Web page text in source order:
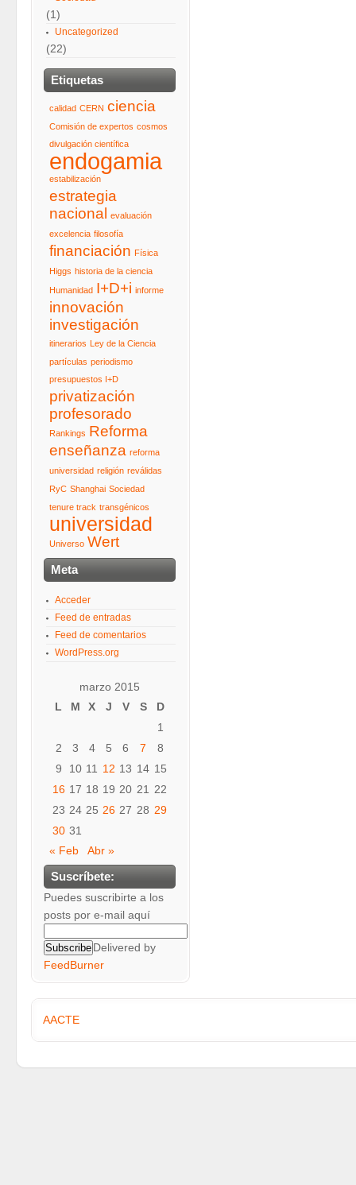
(1)
Uncategorized
(22)
Etiquetas
calidad CERN ciencia
Comisión de expertos cosmos
divulgación científica
endogamia
estabilización
estrategia
nacional
evaluación
excelencia filosofía
financiación Física
Higgs historia de la ciencia
Humanidad I+D+i informe
innovación
investigación
itinerarios Ley de la Ciencia
partículas periodismo
presupuestos I+D
privatización
profesorado
Rankings Reforma
enseñanza reforma
universidad religión reválidas
RyC Shanghai Sociedad
tenure track transgénicos
universidad
Universo Wert
Meta
Acceder
Feed de entradas
Feed de comentarios
WordPress.org
marzo 2015
L
M X J V S
D
1
2
3 4 5 6 7
8
9
10 11 12 13 14 15
16 17 18 19 20 21
22
23 24 25 26 27 28 29
30 31
« Feb
Abr »
Suscríbete:
Puedes suscribirte a los
posts por e-mail aquí
Delivered by
FeedBurner
AACTE